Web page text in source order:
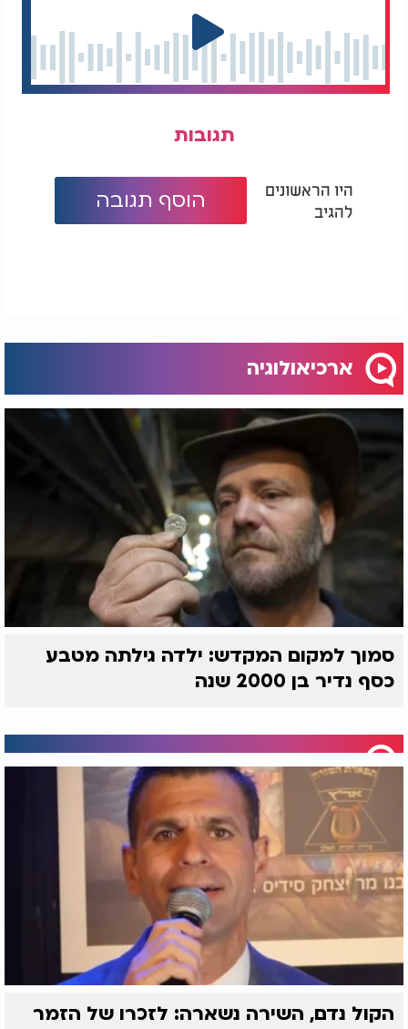
תגובות
היו הראשונים
להגיב
הוסף תגובה
ארכיאולוגיה
סמוך למקום המקדש: ילדה גילתה מטבע
כסף נדיר בן 2000 שנה
הקול נדם, השירה נשארה: לזכרו של הזמר